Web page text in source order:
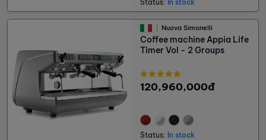
Status: In stock
Nuova Simonelli
Coffee machine Appia Life
Timer Vol - 2 Groups
120,960,000đ
Status: In stock